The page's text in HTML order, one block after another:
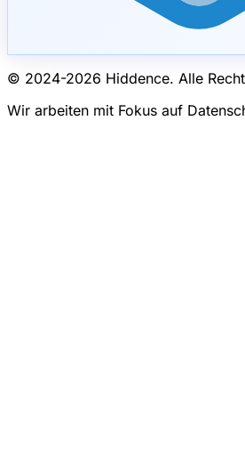
© 2024-2026 Hiddence. Alle
Wir arbeiten mit Fokus auf